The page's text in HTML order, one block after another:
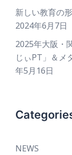
新しい教育の
2024年6月7日
2025年大阪・
じぃPT」＆メ
年5月16日
NEWS